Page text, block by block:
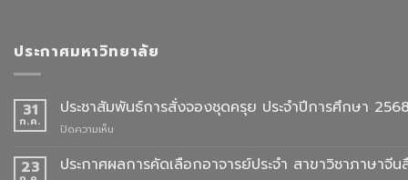
ประกาศมหาวิทยาลัย
31
ก.ค.
ประชาสัมพันธ์การสั่งจองชุดครุย ประจำปีการศึกษา
ปิดความเห็น
การ
23 ประกาศผลการคัดเลือกอาจารย์ประจำ สาขาวิชาภาษา